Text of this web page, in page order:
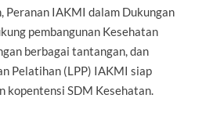
Peranan IAKMI dalam Dukungan
pembangunan Kesehatan
berbagai tantangan, dan
Pelatihan (LPP) IAKMI siap
kopentensi SDM Kesehatan.